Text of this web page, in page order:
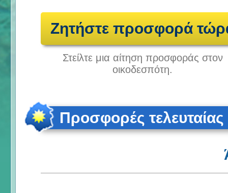
Ζητήστε προσφορά
Στείλτε μια αίτηση προσφοράς στον
οικοδεσπότη.
Προσφορές τελευταίας